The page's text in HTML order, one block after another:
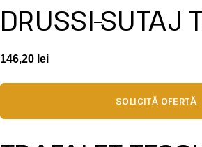
DRUSSI-SUTAJ
146,20 lei
SOLICITĂ OFERTĂ